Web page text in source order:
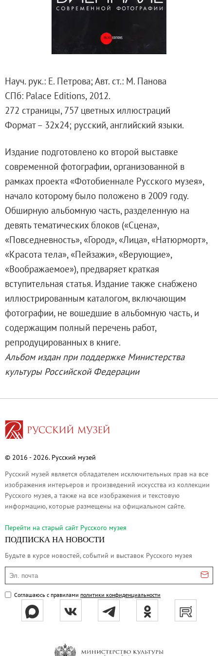
Русское искусство второй половины
Будущие выставки
Михаил Нестеров
Архив выставок
Степан Эрьзя – скульптор мира. К
Эпоха Императора Александра III и её
Русская традиция
Наш авангард
Фёдор Васильев. К 175-летию со дня
Посетителям
Справочная информация
Адреса и часы работы
О билетах, льготах и услугах
Правила покупки и возврата билетов
Правила посещения музея
Высказать мнение / Сообщить о проблеме
Экскурсии
Лекции и абонементы
Лекторий
Лекции
Абонементы
Доступный музей
Социально-культурные проекты
О Музее
Генеральный директор
Дирекция
Дворцы и сады
Михайловский дворец
Михайловский (Инженерный) замок
Строгановский дворец
Летний дворец Петра I
Летний сад
Михайловский сад
Восточный павильон Михайловского
Науч. рук.: Е. Петрова; Авт. ст.: М. Панова
СПб: Palace Editions, 2012.
272 страницы, 757 цветных иллюстраций
Формат – 32х24; русский, английский языки.
Издание подготовлено ко второй выставке
современной фотографии, организованной в
рамках проекта «Фотобиеннале Русского музея»,
начало которому было положено в 2009 году.
Обширную альбомную часть, разделенную на
девять тематических блоков («Сцена»,
«Повседневность», «Город», «Лица», «Натюрморт»,
«Красота тела», «Пейзажи», «Верующие»,
«Воображаемое»), предваряет краткая
вступительная статья. Издание также снабжено
иллюстрированным каталогом, включающим
фотографии, не вошедшие в альбомную часть, и
содержащим полный перечень работ,
репродуцированных в книге.
Альбом издан при поддержке Министерства
культуры Российской Федерации
© 2016 - 2026. Русский музей
Русский музей является обладателем исключительных прав на все
изображения интерьеров и произведений искусства из коллекции
Русского музея, а также на все изображения и текстовую
информацию, которые размещены на официальном сайте.
Перейти на cтарый сайт Русского музея
ПОДПИСКА НА НОВОСТИ
Будьте в курсе новостей, событий и выставок Русского музея
Эл. почта
Соглашаюсь с правилами политики конфиденциальности